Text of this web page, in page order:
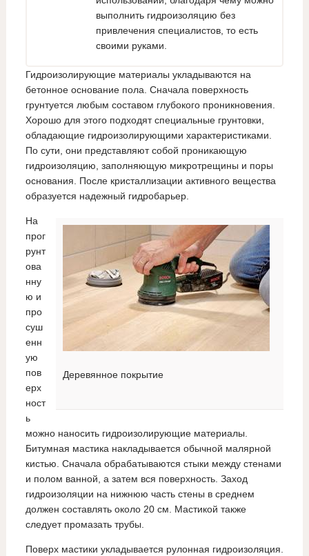
выполнить гидроизоляцию без
привлечения специалистов, то есть
своими руками.
Гидроизолирующие материалы укладываются на
бетонное основание пола. Сначала поверхность
грунтуется любым составом глубокого проникновения.
Хорошо для этого подходят специальные грунтовки,
обладающие гидроизолирующими характеристиками.
По сути, они представляют собой проникающую
гидроизоляцию, заполняющую микротрещины и поры
основания. После кристаллизации активного вещества
образуется надежный гидробарьер.
Деревянное покрытие
На
прог
рунт
ова
нну
ю и
про
суш
енн
ую
пов
ерх
ност
ь
можно наносить гидроизолирующие материалы.
Битумная мастика накладывается обычной малярной
кистью. Сначала обрабатываются стыки между стенами
и полом ванной, а затем вся поверхность. Заход
гидроизоляции на нижнюю часть стены в среднем
должен составлять около 20 см. Мастикой также
следует промазать трубы.
Поверх мастики укладывается рулонная гидроизоляция.